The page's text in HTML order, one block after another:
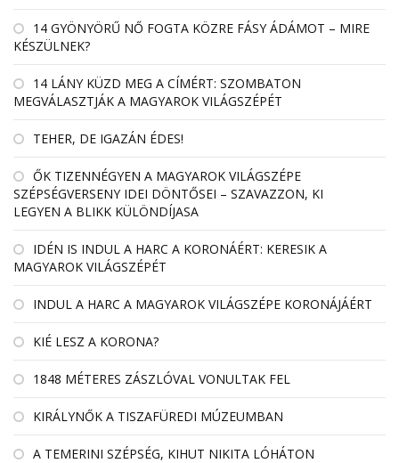
14 GYÖNYÖRŰ NŐ FOGTA KÖZRE FÁSY ÁDÁMOT – MIRE
KÉSZÜLNEK?
14 LÁNY KÜZD MEG A CÍMÉRT: SZOMBATON
MEGVÁLASZTJÁK A MAGYAROK VILÁGSZÉPÉT
TEHER, DE IGAZÁN ÉDES!
ŐK TIZENNÉGYEN A MAGYAROK VILÁGSZÉPE
SZÉPSÉGVERSENY IDEI DÖNTŐSEI – SZAVAZZON, KI
LEGYEN A BLIKK KÜLÖNDÍJASA
IDÉN IS INDUL A HARC A KORONÁÉRT: KERESIK A
MAGYAROK VILÁGSZÉPÉT
INDUL A HARC A MAGYAROK VILÁGSZÉPE KORONÁJÁÉRT
KIÉ LESZ A KORONA?
1848 MÉTERES ZÁSZLÓVAL VONULTAK FEL
KIRÁLYNŐK A TISZAFÜREDI MÚZEUMBAN
A TEMERINI SZÉPSÉG, KIHUT NIKITA LÓHÁTON